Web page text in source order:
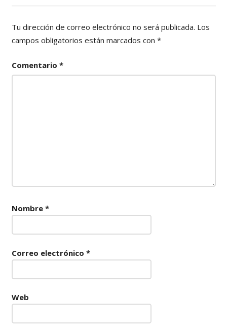
Tu dirección de correo electrónico no será publicada. Los
campos obligatorios están marcados con *
Comentario *
Nombre *
Correo electrónico *
Web